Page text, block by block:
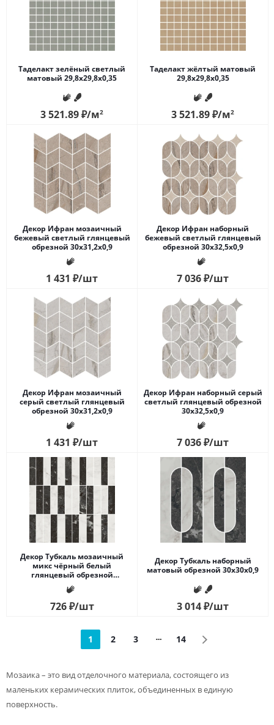
Таделакт зелёный светлый
матовый 29,8x29,8x0,35
3 521.89₽/м2
Таделакт жёлтый матовый
29,8x29,8x0,35
3 521.89₽/м2
Декор Ифран мозаичный
бежевый светлый глянцевый
обрезной 30x31,2x0,9
1 431 ₽/шт
Декор Ифран наборный
бежевый светлый глянцевый
обрезной 30x32,5x0,9
7 036₽/шт
Декор Ифран мозаичный
серый светлый глянцевый
обрезной 30x31,2x0,9
1 431 ₽/шт
Декор Ифран наборный серый
светлый глянцевый обрезной
30x32,5x0,9
7 036₽/шт
Декор Тубкаль мозаичный
микс чёрный белый
глянцевый обрезной
30x30x0,9
726₽/шт
Декор Тубкаль наборный
матовый обрезной 30x30x0,9
3 014₽/шт
1 2 3 14
Мозаика – это вид отделочного материала, состоящего из
маленьких керамических плиток, объединенных в единую
поверхность.